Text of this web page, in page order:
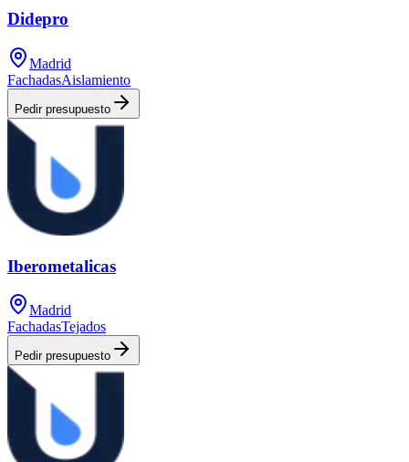
Didepro
Madrid
FachadasAislamiento
Pedir presupuesto
Iberometalicas
Madrid
FachadasTejados
Pedir presupuesto